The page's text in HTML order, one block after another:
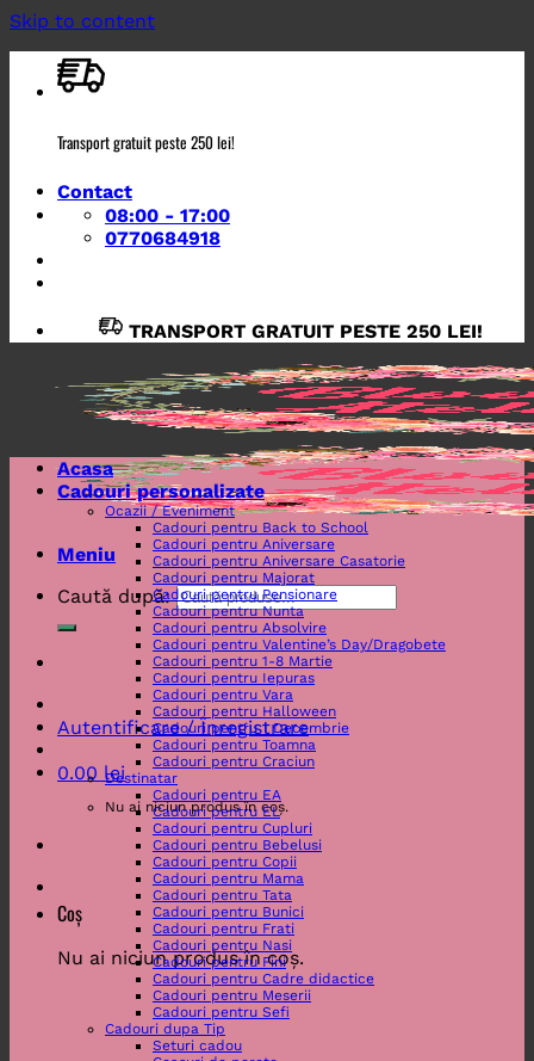
Skip to content
Transport gratuit peste 250 lei!
Contact
08:00 - 17:00
0770684918
TRANSPORT GRATUIT PESTE 250 LEI!
Meniu
Caută după:
Autentificare / Înregistrare
0.00 lei
Nu ai niciun produs în coș.
Coș
Nu ai niciun produs în coș.
Acasa
Cadouri personalizate
Ocazii / Eveniment
Cadouri pentru Back to School
Cadouri pentru Aniversare
Cadouri pentru Aniversare Casatorie
Cadouri pentru Majorat
Cadouri pentru Pensionare
Cadouri pentru Nunta
Cadouri pentru Absolvire
Cadouri pentru Valentine’s Day/Dragobete
Cadouri pentru 1-8 Martie
Cadouri pentru Iepuras
Cadouri pentru Vara
Cadouri pentru Halloween
Cadouri pentru 1 Decembrie
Cadouri pentru Toamna
Cadouri pentru Craciun
Destinatar
Cadouri pentru EA
Cadouri pentru EL
Cadouri pentru Cupluri
Cadouri pentru Bebelusi
Cadouri pentru Copii
Cadouri pentru Mama
Cadouri pentru Tata
Cadouri pentru Bunici
Cadouri pentru Frati
Cadouri pentru Nasi
Cadouri pentru Fini
Cadouri pentru Cadre didactice
Cadouri pentru Meserii
Cadouri pentru Sefi
Cadouri dupa Tip
Seturi cadou